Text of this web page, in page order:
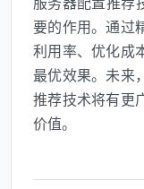
要的作用。通过
利用率、优化成
最优效果。未来
推荐技术将有更
价值。